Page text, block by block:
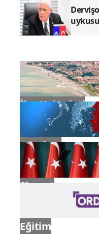
İlçe Haberleri
Gündem
Siyaset
Eğitim